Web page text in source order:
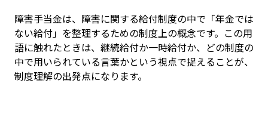
障害手当金は、障害に関する給付制度の中で「年金では
ない給付」を整理するための制度上の概念です。この用
語に触れたときは、継続給付か一時給付か、どの制度の
中で用いられている言葉かという視点で捉えることが、
制度理解の出発点になります。